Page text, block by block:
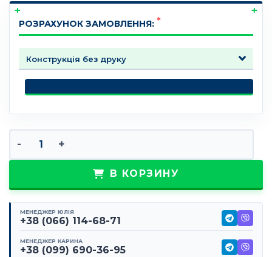
РОЗРАХУНОК ЗАМОВЛЕННЯ:
В КОРЗИНУ
МЕНЕДЖЕР ЮЛІЯ
+38 (066) 114-68-71
МЕНЕДЖЕР КАРИНА
+38 (099) 690-36-95